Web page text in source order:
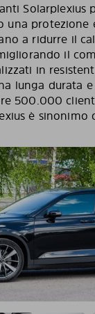
Solarplexius
protezione
a ridurre il
il
in
lunga durata
500.000
è sinonimo